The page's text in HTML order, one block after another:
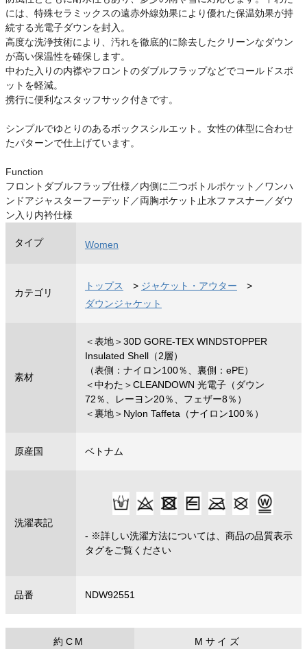
には、特殊セラミックスの遠赤外線効果により優れた保温効果が持
続する光電子ダウンを封入。
高度な洗浄技術により、汚れを徹底的に除去したクリーンなダウン
が高い保温性を確保します。
中わた入りの内襟やフロントのダブルフラップなどでコールドスポ
ットを軽減。
携行に便利なスタッフサック付きです。
シンプルでゆとりのあるボックスシルエット。女性の体型に合わせ
たパターンで仕上げています。
Function
フロントダブルフラップ仕様／内側に二つボトルポケット／ワンハ
ンドアジャスターフーデッド／両胸ポケット止水ファスナー／ダウ
ン入り内衿仕様
タイプ Women
カテゴリ
トップス > ジャケット・アウター
>
ダウンジャケット
素材
＜表地＞30D GORE-TEX WINDSTOPPER
Insulated Shell（2層）
（表側：ナイロン100％、裏側：ePE）
＜中わた＞CLEANDOWN 光電子（ダウン
72％、レーヨン20％、フェザー8％）
＜裏地＞Nylon Taffeta（ナイロン100％）
原産国 ベトナム
洗濯表記
- ※詳しい洗濯方法については、商品の品質表示
タグをご覧ください
品番 NDW92551
約CM Mサイズ